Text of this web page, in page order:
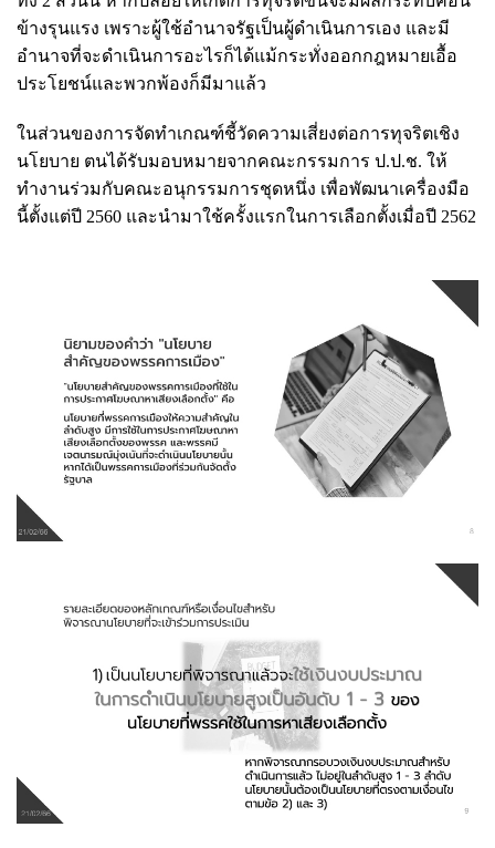
ข้างรุนแรง เพราะผู้ใช้อำนาจรัฐเป็นผู้ดำเนินการเอง และมี
อำนาจที่จะดำเนินการอะไรก็ได้แม้กระทั่งออกกฎหมายเอื้อ
ประโยชน์และพวกพ้องก็มีมาแล้ว
ในส่วนของการจัดทำเกณฑ์ชี้วัดความเสี่ยงต่อการทุจริตเชิง
นโยบาย ตนได้รับมอบหมายจากคณะกรรมการ ป.ป.ช. ให้
ทำงานร่วมกับคณะอนุกรรมการชุดหนึ่ง เพื่อพัฒนาเครื่องมือ
นี้ตั้งแต่ปี 2560 และนำมาใช้ครั้งแรกในการเลือกตั้งเมื่อปี 2562